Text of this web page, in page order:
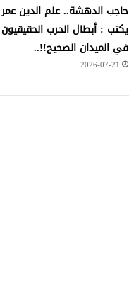
حاجب الدهشة.. علم الدين عمر
يكتب : أبطال الحرب الحقيقيون
في الميدان الصحيح!!..
2026-07-21